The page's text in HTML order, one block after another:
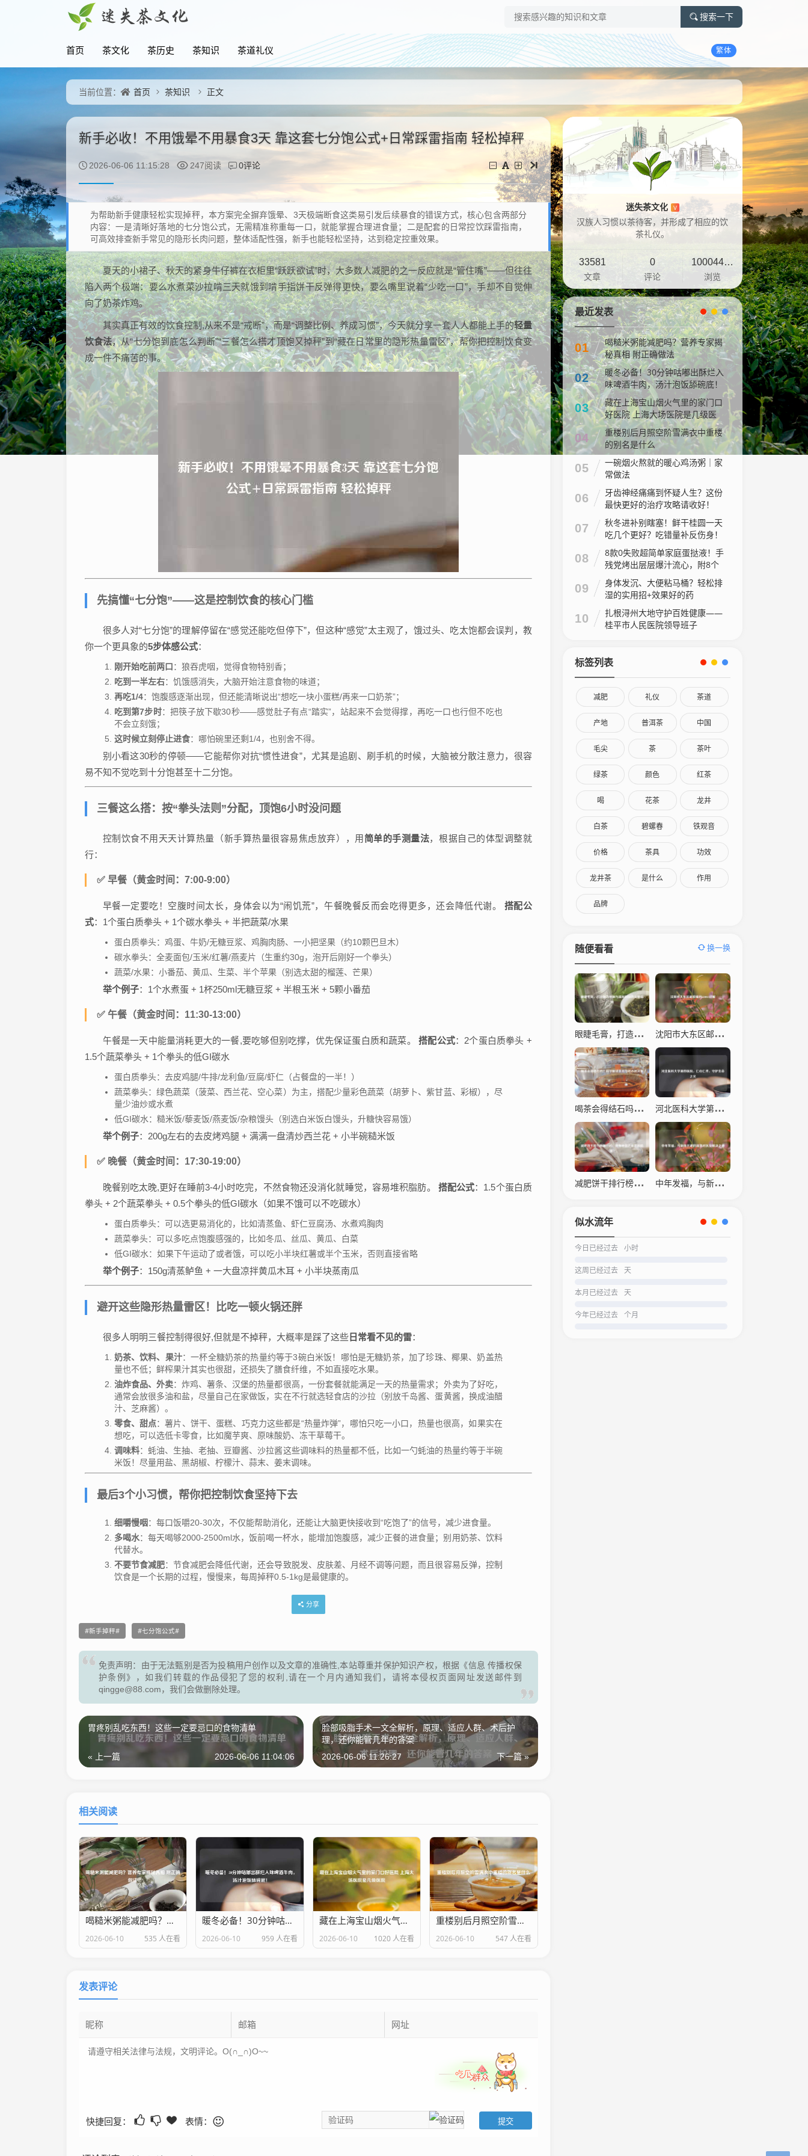
搜索一下
首页 茶文化 茶历史 茶知识 茶道礼仪 繁体
当前位置： 首页 茶知识 正文
新手必收！不用饿晕不用暴食3天 靠这套七分饱公式+日常踩雷指南 轻松掉秤
2026-06-06 11:15:28 247阅读 0评论
为帮助新手健康轻松实现掉秤，本方案完全摒弃饿晕、3天极端断食这类易引发后续暴食的错误方式，核心包含两部分
内容：一是清晰好落地的七分饱公式，无需精准称重每一口，就能掌握合理进食量；二是配套的日常控饮踩雷指南，
可高效排查新手常见的隐形长肉问题，整体适配性强，新手也能轻松坚持，达到稳定控重效果。
夏天的小裙子、秋天的紧身牛仔裤在衣柜里“跃跃欲试”时，大多数人减肥的之一反应就是“管住嘴”——但往往
陷入两个极端：要么水煮菜沙拉啃三天就饿到啃手指饼干反弹得更快，要么嘴里说着“少吃一口”，手却不自觉伸
向了奶茶炸鸡。
其实真正有效的饮食控制,从来不是“戒断”，而是“调整比例、养成习惯”，今天就分享一套人人都能上手的轻量
饮食法，从“七分饱到底怎么判断”“三餐怎么搭才顶饱又掉秤”到“藏在日常里的隐形热量雷区”，帮你把控制饮食变
成一件不痛苦的事。
先搞懂“七分饱”——这是控制饮食的核心门槛
很多人对“七分饱”的理解停留在“感觉还能吃但停下”，但这种“感觉”太主观了，饿过头、吃太饱都会误判，教
你一个更具象的5步体感公式：
刚开始吃前两口：狼吞虎咽，觉得食物特别香；
吃到一半左右：饥饿感消失，大脑开始注意食物的味道；
再吃1/4：饱腹感逐渐出现，但还能清晰说出“想吃一块小蛋糕/再来一口奶茶”；
吃到第7步时：把筷子放下歇30秒——感觉肚子有点“踏实”，站起来不会觉得撑，再吃一口也行但不吃也
不会立刻饿；
这时候立刻停止进食：哪怕碗里还剩1/4，也别舍不得。
别小看这30秒的停顿——它能帮你对抗“惯性进食”，尤其是追剧、刷手机的时候，大脑被分散注意力，很容
易不知不觉吃到十分饱甚至十二分饱。
三餐这么搭：按“拳头法则”分配，顶饱6小时没问题
控制饮食不用天天计算热量（新手算热量很容易焦虑放弃），用简单的手测量法，根据自己的体型调整就
行：
✅ 早餐（黄金时间：7:00-9:00）
早餐一定要吃！空腹时间太长，身体会以为“闹饥荒”，午餐晚餐反而会吃得更多，还会降低代谢。 搭配公
式：1个蛋白质拳头 + 1个碳水拳头 + 半把蔬菜/水果
蛋白质拳头：鸡蛋、牛奶/无糖豆浆、鸡胸肉肠、一小把坚果（约10颗巴旦木）
碳水拳头：全麦面包/玉米/红薯/燕麦片（生重约30g，泡开后刚好一个拳头）
蔬菜/水果：小番茄、黄瓜、生菜、半个苹果（别选太甜的榴莲、芒果）
举个例子：1个水煮蛋 + 1杯250ml无糖豆浆 + 半根玉米 + 5颗小番茄
✅ 午餐（黄金时间：11:30-13:00）
午餐是一天中能量消耗更大的一餐,要吃够但别吃撑，优先保证蛋白质和蔬菜。搭配公式：2个蛋白质拳头 +
1.5个蔬菜拳头 + 1个拳头的低GI碳水
蛋白质拳头：去皮鸡腿/牛排/龙利鱼/豆腐/虾仁（占餐盘的一半！）
蔬菜拳头：绿色蔬菜（菠菜、西兰花、空心菜）为主，搭配少量彩色蔬菜（胡萝卜、紫甘蓝、彩椒），尽
量少油炒或水煮
低GI碳水：糙米饭/藜麦饭/燕麦饭/杂粮馒头（别选白米饭白馒头，升糖快容易饿）
举个例子：200g左右的去皮烤鸡腿 + 满满一盘清炒西兰花 + 小半碗糙米饭
✅ 晚餐（黄金时间：17:30-19:00）
晚餐别吃太晚,更好在睡前3-4小时吃完，不然食物还没消化就睡觉，容易堆积脂肪。 搭配公式：1.5个蛋白质
拳头 + 2个蔬菜拳头 + 0.5个拳头的低GI碳水（如果不饿可以不吃碳水）
蛋白质拳头：可以选更易消化的，比如清蒸鱼、虾仁豆腐汤、水煮鸡胸肉
蔬菜拳头：可以多吃点饱腹感强的，比如冬瓜、丝瓜、黄瓜、白菜
低GI碳水：如果下午运动了或者饿，可以吃小半块红薯或半个玉米，否则直接省略
举个例子：150g清蒸鲈鱼 + 一大盘凉拌黄瓜木耳 + 小半块蒸南瓜
避开这些隐形热量雷区！比吃一顿火锅还胖
很多人明明三餐控制得很好,但就是不掉秤，大概率是踩了这些日常看不见的雷：
奶茶、饮料、果汁：一杯全糖奶茶的热量约等于3碗白米饭！哪怕是无糖奶茶，加了珍珠、椰果、奶盖热
量也不低；鲜榨果汁其实也很甜，还损失了膳食纤维，不如直接吃水果。
油炸食品、外卖：炸鸡、薯条、汉堡的热量都很高，一份套餐就能满足一天的热量需求；外卖为了好吃，
通常会放很多油和盐，尽量自己在家做饭，实在不行就选轻食店的沙拉（别放千岛酱、蛋黄酱，换成油醋
汁、芝麻酱）。
零食、甜点：薯片、饼干、蛋糕、巧克力这些都是“热量炸弹”，哪怕只吃一小口，热量也很高，如果实在
想吃，可以选低卡零食，比如魔芋爽、原味酸奶、冻干草莓干。
调味料：蚝油、生抽、老抽、豆瓣酱、沙拉酱这些调味料的热量都不低，比如一勺蚝油的热量约等于半碗
米饭！尽量用盐、黑胡椒、柠檬汁、蒜末、姜末调味。
最后3个小习惯，帮你把控制饮食坚持下去
细嚼慢咽 ：每口饭嚼20-30次，不仅能帮助消化，还能让大脑更快接收到“吃饱了”的信号，减少进食量。
多喝水：每天喝够2000-2500ml水，饭前喝一杯水，能增加饱腹感，减少正餐的进食量；别用奶茶、饮料
代替水。
不要节食减肥：节食减肥会降低代谢，还会导致脱发、皮肤差、月经不调等问题，而且很容易反弹，控制
饮食是一个长期的过程，慢慢来，每周掉秤0.5-1kg是最健康的。
分享
新手掉秤 七分饱公式
免责声明：由于无法甄别是否为投稿用户创作以及文章的准确性,本站尊重并保护知识产权，根据《信息 传播权保
护条例》，如我们转载的作品侵犯了您的权利,请在一个月内通知我们，请将本侵权页面网址发送邮件到
qingge@88.com，我们会做删除处理。
胃疼别乱吃东西！这些一定要忌口的食物清单
« 上一篇 2026-06-06 11:04:06
脸部吸脂手术一文全解析，原理、适应人群、术后护
理，还你能管几年的答案
下一篇 »
2026-06-06 11:26:27
相关阅读
喝糙米粥能减肥吗？营养专家揭秘真相 附正确做法
2026-06-10 535 人在看
暖冬必备！30分钟咕嘟出酥烂入味啤酒牛肉，汤汁泡饭舔碗底！
2026-06-10 959 人在看
藏在上海宝山烟火气里的家门口好医院 上海大场医院是几级医院
2026-06-10 1020 人在看
重楼别后月照空阶雪满衣中重楼的别名是什么
2026-06-10 547 人在看
发表评论
快捷回复： 表情：
迷失茶文化 V
汉族人习惯以茶待客，并形成了相应的饮
茶礼仪。
33581
文章
0
评论
10004401
浏览
最近发表
01
喝糙米粥能减肥吗？营养专家揭
秘真相 附正确做法
02
暖冬必备！30分钟咕嘟出酥烂入
味啤酒牛肉，汤汁泡饭舔碗底！
03
藏在上海宝山烟火气里的家门口
好医院 上海大场医院是几级医
院
04
重楼别后月照空阶雪满衣中重楼
的别名是什么
05
一碗烟火熬就的暖心鸡汤粥｜家
常做法
06
牙齿神经痛痛到怀疑人生？这份
最快更好的治疗攻略请收好！
07
秋冬进补别瞎塞！鲜干桂圆一天
吃几个更好？吃错量补反伤身！
08
8款0失败超简单家庭蛋挞液！手
残党烤出层层爆汁流心，附8个
家庭做法视频
09
身体发沉、大便粘马桶？轻松排
湿的实用招+效果好的药
10
扎根浔州大地守护百姓健康——
桂平市人民医院领导班子
标签列表
减肥 礼仪 茶道
产地 普洱茶 中国
毛尖 茶 茶叶
绿茶 颜色 红茶
喝 花茶 龙井
白茶 碧螺春 铁观音
价格 茶具 功效
龙井茶 是什么 作用
品牌
随便看看 换一换
眼睫毛膏，打造魅力电眼与温和卸除的完整指南 沈阳市大东区邮政编码110043详解
喝茶会得结石吗？科学解读茶叶与结石的关系 河北医科大学第四医院，仁心仁术，守护生命之光
减肥饼干排行榜之一名，瘦身神器还是营销陷阱？ 中年发福，与新陈代谢的温柔对抗及解决之道
似水流年
今日已经过去 小时
这周已经过去 天
本月已经过去 天
今年已经过去 个月